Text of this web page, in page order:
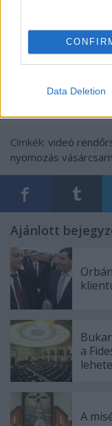
Data Deletion
rendőrségen,
arra, hogy a
bizonyítékokat
Címkék: videó
nyomozás
Ajánlott
a
A